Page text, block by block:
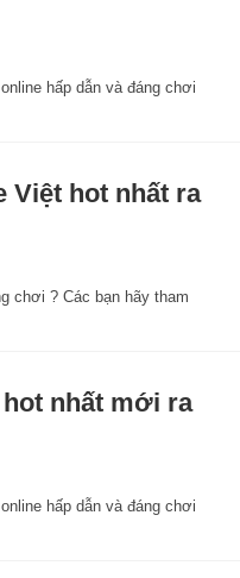
hấp dẫn và đáng chơi
Việt hot nhất ra
chơi ? Các bạn hãy tham
hot nhất mới ra
hấp dẫn và đáng chơi